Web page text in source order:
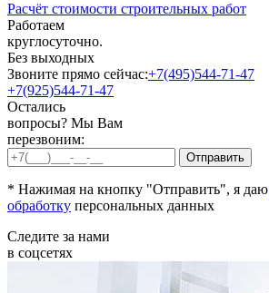
Расчёт стоимости строительных работ
Работаем
круглосуточно.
Без выходных
Звоните прямо сейчас:+7(495)544-71-47
+7(925)544-71-47
Остались
вопросы? Мы Вам
перезвоним:
* Нажимая на кнопку "Отправить", я даю
обработку персональных данных
Следите за нами
в соцсетях